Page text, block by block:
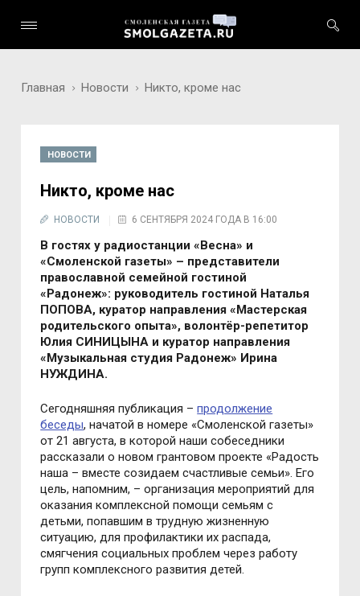
Главная Новости Никто, кроме нас
НОВОСТИ
Никто, кроме нас
НОВОСТИ 6 СЕНТЯБРЯ 2024 ГОДА В 16:00
В гостях у радиостанции «Весна» и
«Смоленской газеты» – представители
православной семейной гостиной
«Радонеж»: руководитель гостиной Наталья
ПОПОВА, куратор направления «Мастерская
родительского опыта», волонтёр-репетитор
Юлия СИНИЦЫНА и куратор направления
«Музыкальная студия Радонеж» Ирина
НУЖДИНА.
Сегодняшняя публикация –продолжение
беседы, начатой в номере «Смоленской газеты»
от 21 августа, в которой наши собеседники
рассказали о новом грантовом проекте «Радость
наша – вместе созидаем счастливые семьи». Его
цель, напомним, – организация мероприятий для
оказания комплексной помощи семьям с
детьми, попавшим в трудную жизненную
ситуацию, для профилактики их распада,
смягчения социальных проблем через работу
групп комплексного развития детей.